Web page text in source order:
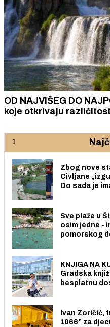
OD NAJVIŠEG DO
koje otkrivaju
Zbog nove
Civljane
Do sada je
Sve plaže u
osim jedne -
pomorskog
KNJIGA NA
Gradska
besplatnu
Ivan Zoričić,
1066” za